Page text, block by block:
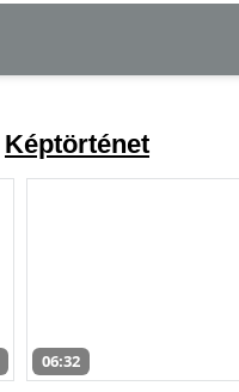
Képtörténet
06:32